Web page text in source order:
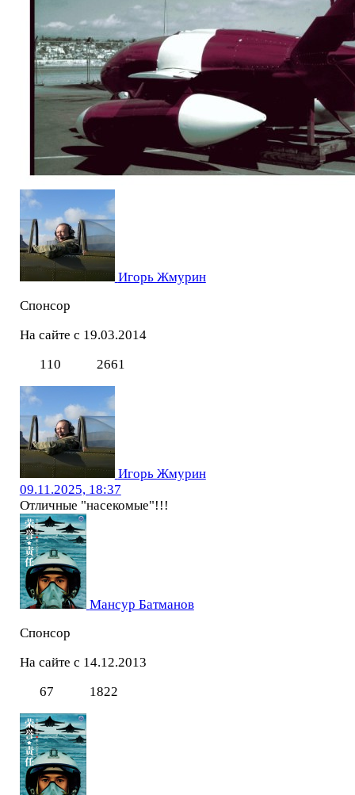
Игорь Жмурин
Спонсор
На сайте с 19.03.2014
110
2661
Игорь Жмурин
09.11.2025, 18:37
Отличные "насекомые"!!!
Мансур Батманов
Спонсор
На сайте с 14.12.2013
67
1822